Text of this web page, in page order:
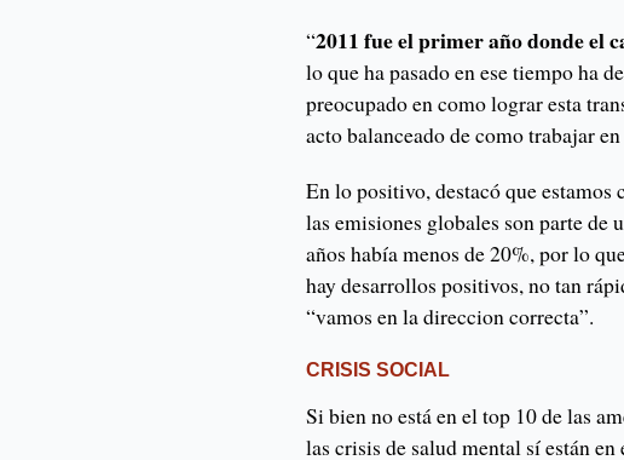
“2011 fue el primer año donde el
lo que ha pasado en ese tiempo ha
preocupado en como lograr esta
acto balanceado de como trabajar en
En lo positivo, destacó que estamos
las emisiones globales son parte de
años había menos de 20%, por lo
hay desarrollos positivos, no tan
“vamos en la direccion correcta”.
CRISIS SOCIAL
Si bien no está en el top 10 de las
las crisis de salud mental sí están